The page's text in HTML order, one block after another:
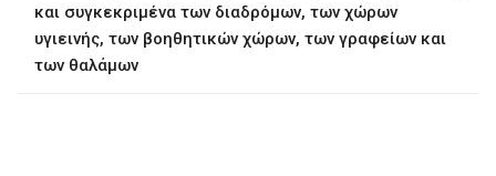
και συγκεκριμένα των διαδρόμων, των χώρων
υγιεινής, των βοηθητικών χώρων, των γραφείων και
των θαλάμων